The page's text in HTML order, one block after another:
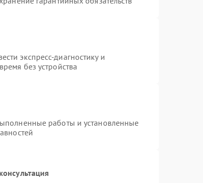
экспресс-диагностику и
без устройства
работы и установленные